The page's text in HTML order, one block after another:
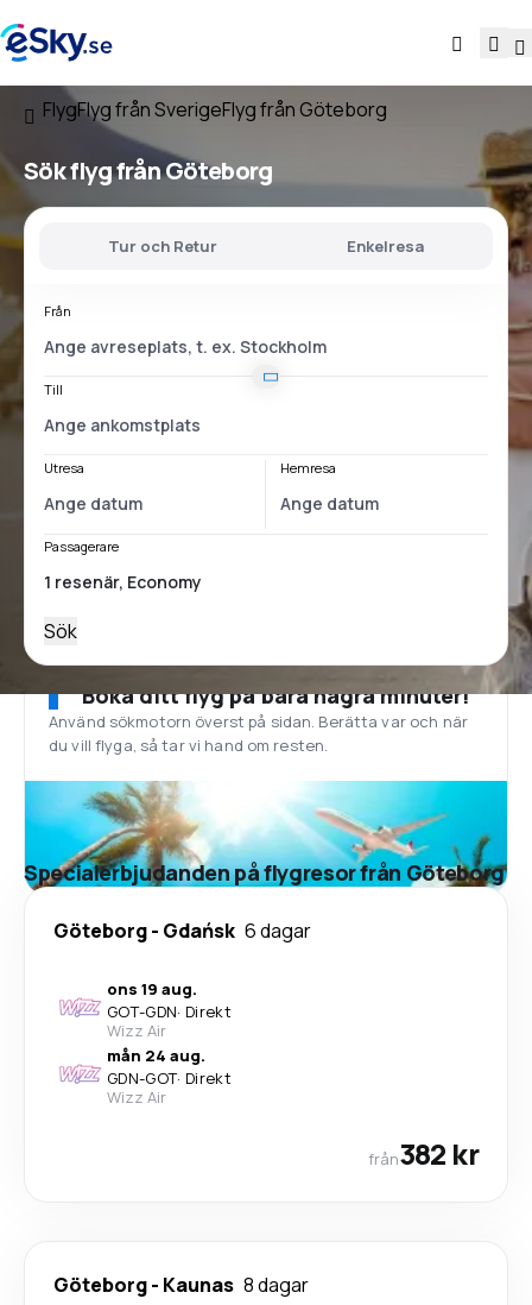
FlygFlyg från SverigeFlyg från Göteborg
Sök flygfrån Göteborg
Tur och Retur Enkelresa
Från
Till
Utresa Hemresa
Passagerare
Sök
Boka ditt flyg på bara några minuter!
Använd sökmotorn överst på sidan. Berätta var och när
du vill flyga, så tar vi hand om resten.
Specialerbjudanden på flygresor från Göteborg
Göteborg- Gdańsk 6 dagar
ons 19 aug.
GOT-GDN· Direkt
Wizz Air
mån 24 aug.
GDN-GOT· Direkt
Wizz Air
från382 kr
Göteborg- Kaunas 8 dagar